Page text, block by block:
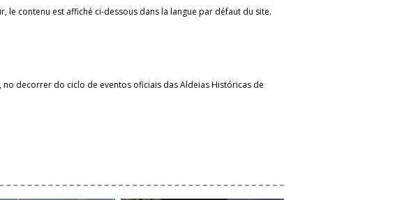
le contenu est affiché ci-dessous dans la langue par défaut du site.
decorrer do ciclo de eventos oficiais das Aldeias Históricas de